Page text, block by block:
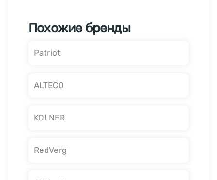
Похожие бренды
Patriot
ALTECO
KOLNER
RedVerg